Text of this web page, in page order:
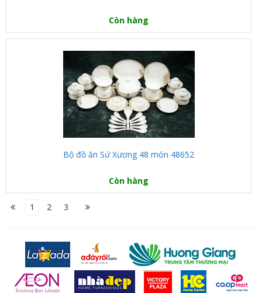
Còn hàng
Bộ đồ ăn Sứ Xương 48 món 48652
Còn hàng
1 2 3